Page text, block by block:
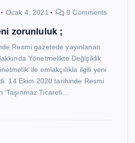
Ocak 4, 2021 0 Comments
zorunluluk ;
Resmi gazetede yayınlanan
Yönetmelikte Değişiklik
ile emlakçılıkla ilgili yeni
14 Ekim 2020 tarihinde Resmi
Ticareti…